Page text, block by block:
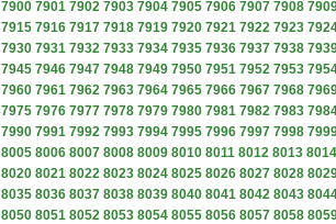
7900 7901 7902 7903 7904 7905 7906 7907 7908
7915 7916 7917 7918 7919 7920 7921 7922 7923
7930 7931 7932 7933 7934 7935 7936 7937 7938
7945 7946 7947 7948 7949 7950 7951 7952 7953
7960 7961 7962 7963 7964 7965 7966 7967 7968
7975 7976 7977 7978 7979 7980 7981 7982 7983
7990 7991 7992 7993 7994 7995 7996 7997 7998
8005 8006 8007 8008 8009 8010 8011 8012 8013 8014
8020 8021 8022 8023 8024 8025 8026 8027 8028
8035 8036 8037 8038 8039 8040 8041 8042 8043
8050 8051 8052 8053 8054 8055 8056 8057 8058